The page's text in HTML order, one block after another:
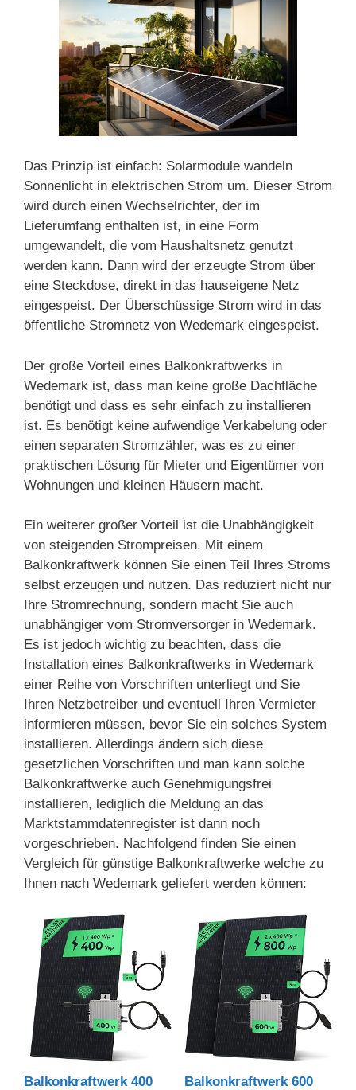
Das Prinzip ist einfach: Solarmodule wandeln
Sonnenlicht in elektrischen Strom um. Dieser Strom
wird durch einen Wechselrichter, der im
Lieferumfang enthalten ist, in eine Form
umgewandelt, die vom Haushaltsnetz genutzt
werden kann. Dann wird der erzeugte Strom über
eine Steckdose, direkt in das hauseigene Netz
eingespeist. Der Überschüssige Strom wird in das
öffentliche Stromnetz von Wedemark eingespeist.
Der große Vorteil eines Balkonkraftwerks in
Wedemark ist, dass man keine große Dachfläche
benötigt und dass es sehr einfach zu installieren
ist. Es benötigt keine aufwendige Verkabelung oder
einen separaten Stromzähler, was es zu einer
praktischen Lösung für Mieter und Eigentümer von
Wohnungen und kleinen Häusern macht.
Ein weiterer großer Vorteil ist die Unabhängigkeit
von steigenden Strompreisen. Mit einem
Balkonkraftwerk können Sie einen Teil Ihres Stroms
selbst erzeugen und nutzen. Das reduziert nicht nur
Ihre Stromrechnung, sondern macht Sie auch
unabhängiger vom Stromversorger in Wedemark.
Es ist jedoch wichtig zu beachten, dass die
Installation eines Balkonkraftwerks in Wedemark
einer Reihe von Vorschriften unterliegt und Sie
Ihren Netzbetreiber und eventuell Ihren Vermieter
informieren müssen, bevor Sie ein solches System
installieren. Allerdings ändern sich diese
gesetzlichen Vorschriften und man kann solche
Balkonkraftwerke auch Genehmigungsfrei
installieren, lediglich die Meldung an das
Marktstammdatenregister ist dann noch
vorgeschrieben. Nachfolgend finden Sie einen
Vergleich für günstige Balkonkraftwerke welche zu
Ihnen nach Wedemark geliefert werden können:
Balkonkraftwerk 400 Balkonkraftwerk 600